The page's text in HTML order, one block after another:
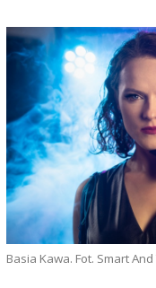
Basia Kawa. Fot. Smart